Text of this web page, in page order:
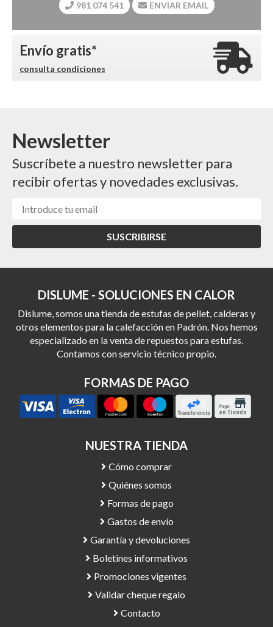
981 074 541 ENVIAR EMAIL
Envío gratis*
consulta condiciones
Newsletter
Suscríbete a nuestro newsletter para
recibir ofertas y novedades exclusivas.
SUSCRIBIRSE
DISLUME - SOLUCIONES EN CALOR
Dislume, somos una tienda de estufas de pellet, calderas y
otros elementos para la calefacción en Padrón. Nos hemos
especializado en la venta de repuestos para estufas.
Contamos con servicio técnico propio.
FORMAS DE PAGO
NUESTRA TIENDA
Cómo comprar
Quiénes somos
Formas de pago
Gastos de envío
Garantía y devoluciones
Boletines informativos
Promociones vigentes
Validar cheque regalo
Contacto